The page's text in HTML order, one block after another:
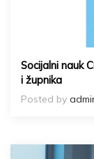
Socijalni nauk
i župnika
Posted by